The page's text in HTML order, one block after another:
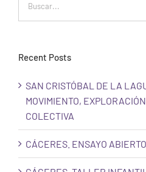
Recent Posts
SAN CRISTÓBAL DE LA
MOVIMIENTO,
COLECTIVA
CÁCERES. ENSAYO